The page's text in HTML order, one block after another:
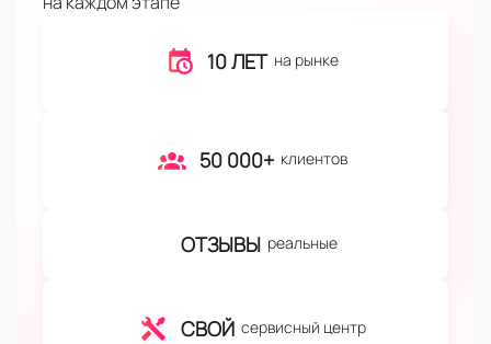
10 ЛЕТ на рынке
50 000+ клиентов
ОТЗЫВЫ реальные
СВОЙ сервисный центр